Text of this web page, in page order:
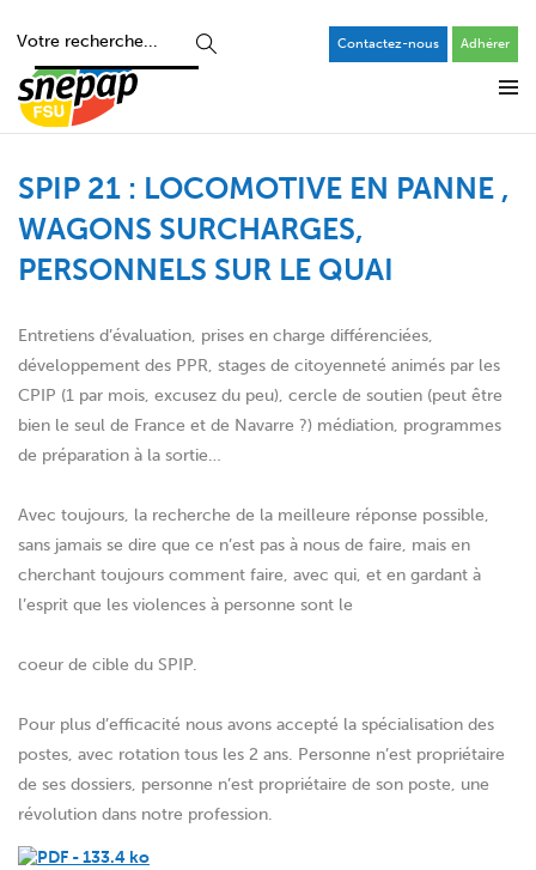
Contactez-nous Adhérer
SPIP 21 : LOCOMOTIVE EN PANNE ,
WAGONS SURCHARGES,
PERSONNELS SUR LE QUAI
Entretiens d’évaluation, prises en charge différenciées,
développement des PPR, stages de citoyenneté animés par les
CPIP (1 par mois, excusez du peu), cercle de soutien (peut être
bien le seul de France et de Navarre ?) médiation, programmes
de préparation à la sortie…
Avec toujours, la recherche de la meilleure réponse possible,
sans jamais se dire que ce n’est pas à nous de faire, mais en
cherchant toujours comment faire, avec qui, et en gardant à
l’esprit que les violences à personne sont le
coeur de cible du SPIP.
Pour plus d’efficacité nous avons accepté la spécialisation des
postes, avec rotation tous les 2 ans. Personne n’est propriétaire
de ses dossiers, personne n’est propriétaire de son poste, une
révolution dans notre profession.